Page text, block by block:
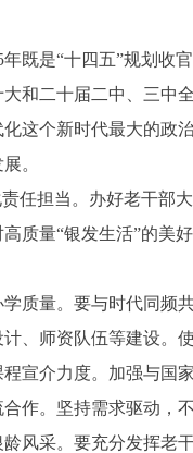
是“十四五”规划收官
和二十届二中、三中
这个新时代最大的政
。
担当。办好老干部大
质量“银发生活”的美
量。要与时代同频共
、师资队伍等建设。
宣介力度。加强与国
作。坚持需求驱动，
采。要充分发挥老干